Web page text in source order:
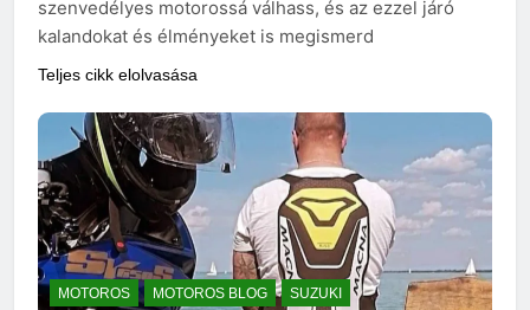
szenvedélyes motorossá válhass, és az ezzel járó
kalandokat és élményeket is megismerd
Teljes cikk elolvasása
MOTOROS MOTOROS BLOG
SUZUKI